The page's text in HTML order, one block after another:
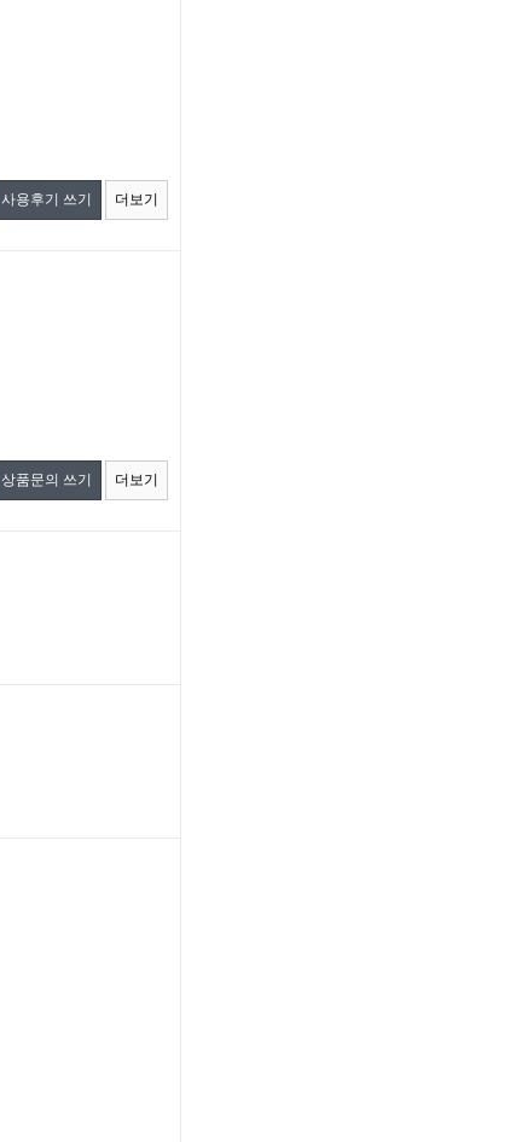
사용후기 쓰기 더보기
상품문의 쓰기 더보기